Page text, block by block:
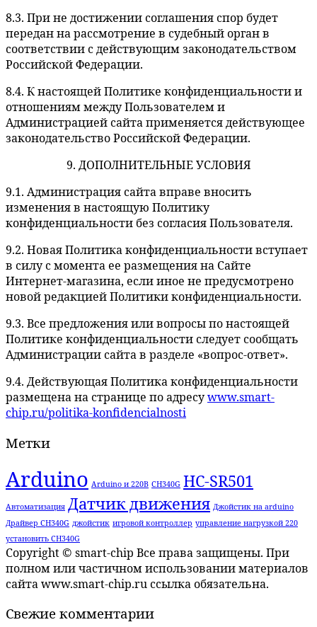
8.3. При не достижении соглашения спор будет
передан на рассмотрение в судебный орган в
соответствии с действующим законодательством
Российской Федерации.
8.4. К настоящей Политике конфиденциальности и
отношениям между Пользователем и
Администрацией сайта применяется действующее
законодательство Российской Федерации.
9. ДОПОЛНИТЕЛЬНЫЕ УСЛОВИЯ
9.1. Администрация сайта вправе вносить
изменения в настоящую Политику
конфиденциальности без согласия Пользователя.
9.2. Новая Политика конфиденциальности вступает
в силу с момента ее размещения на Сайте
Интернет-магазина, если иное не предусмотрено
новой редакцией Политики конфиденциальности.
9.3. Все предложения или вопросы по настоящей
Политике конфиденциальности следует сообщать
Администрации сайта в разделе «вопрос-ответ».
9.4. Действующая Политика конфиденциальности
размещена на странице по адресуwww.smart-
chip.ru/politika-konfidencialnosti
Метки
Arduino Arduino и 220В CH340G HC-SR501
Автоматизация Датчик движения Джойстик на arduino
Драйвер CH340G джойстик игровой контроллер управление нагрузкой 220
установить CH340G
Copyright © smart-chip Все права защищены. При
полном или частичном использовании материалов
сайта www.smart-chip.ru ссылка обязательна.
Свежие комментарии